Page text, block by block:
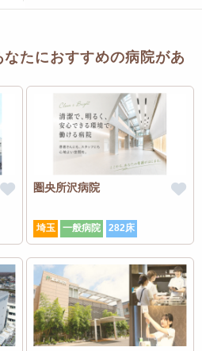
たにおすすめの病院があ
圏央所沢病院
埼玉 一般病院 282床